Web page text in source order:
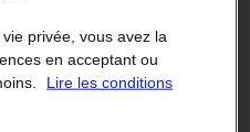
mesures
privée, vous avez la
en acceptant ou
Lire les conditions